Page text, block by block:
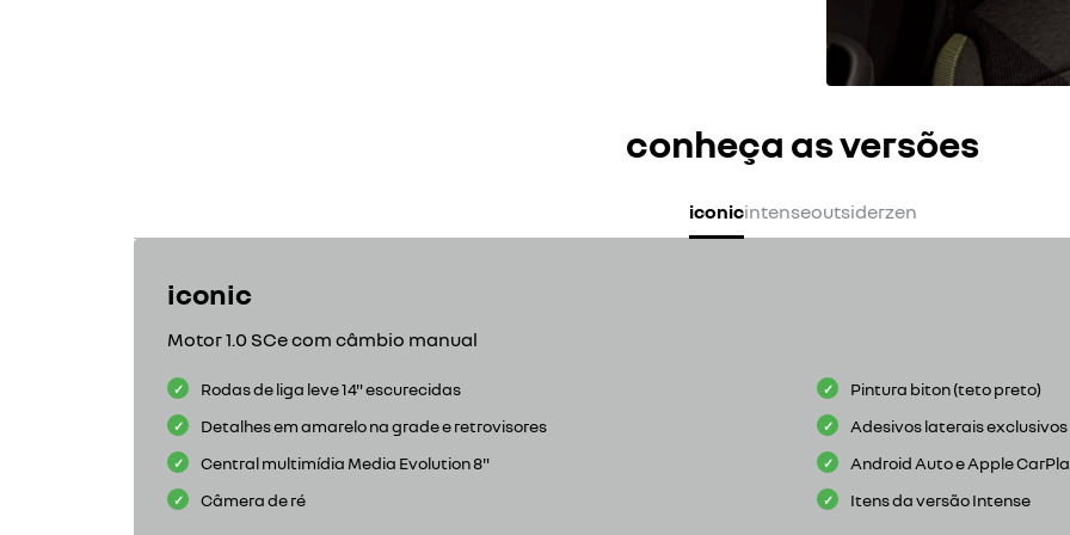
conheça as versões
iconicintenseoutsiderzen
iconic
Motor 1.0 SCe com câmbio manual
Rodas de liga leve 14" escurecidas
Pintura biton (teto preto)
Detalhes em amarelo na grade e retrovisores
Adesivos laterais exclusivos
Central multimídia Media Evolution 8"
Android Auto e Apple
Câmera de ré
Itens da versão Intense